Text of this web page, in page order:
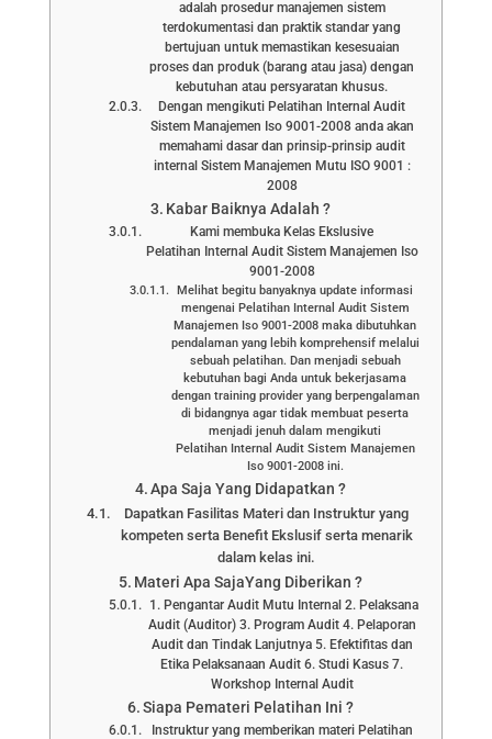
adalah prosedur manajemen sistem
terdokumentasi dan praktik standar yang
bertujuan untuk memastikan kesesuaian
proses dan produk (barang atau jasa) dengan
kebutuhan atau persyaratan khusus.
Dengan mengikuti Pelatihan Internal Audit
Sistem Manajemen Iso 9001-2008 anda akan
memahami dasar dan prinsip-prinsip audit
internal Sistem Manajemen Mutu ISO 9001 :
2008
Kabar Baiknya Adalah ?
Kami membuka Kelas Ekslusive
Pelatihan Internal Audit Sistem Manajemen Iso
9001-2008
Melihat begitu banyaknya update informasi
mengenai Pelatihan Internal Audit Sistem
Manajemen Iso 9001-2008 maka dibutuhkan
pendalaman yang lebih komprehensif melalui
sebuah pelatihan. Dan menjadi sebuah
kebutuhan bagi Anda untuk bekerjasama
dengan training provider yang berpengalaman
di bidangnya agar tidak membuat peserta
menjadi jenuh dalam mengikuti
Pelatihan Internal Audit Sistem Manajemen
Iso 9001-2008 ini.
Apa Saja Yang Didapatkan ?
Dapatkan Fasilitas Materi dan Instruktur yang
kompeten serta Benefit Ekslusif serta menarik
dalam kelas ini.
Materi Apa SajaYang Diberikan ?
1. Pengantar Audit Mutu Internal 2. Pelaksana
Audit (Auditor) 3. Program Audit 4. Pelaporan
Audit dan Tindak Lanjutnya 5. Efektifitas dan
Etika Pelaksanaan Audit 6. Studi Kasus 7.
Workshop Internal Audit
Siapa Pemateri Pelatihan Ini ?
Instruktur yang memberikan materi Pelatihan